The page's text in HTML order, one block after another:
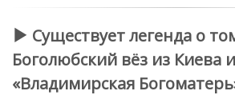
Существует легенда о
Боголюбский вёз из Киева
«Владимирская